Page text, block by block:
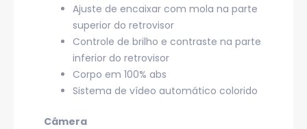
Ajuste de encaixar com mola na parte
superior do retrovisor
Controle de brilho e contraste na parte
inferior do retrovisor
Corpo em 100% abs
Sistema de vídeo automático colorido
Câmera